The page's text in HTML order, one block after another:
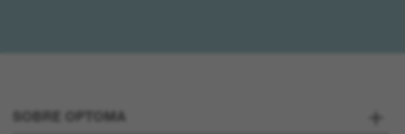
SOBRE OPTOMA